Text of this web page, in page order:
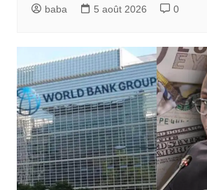
baba 5 août 2026 0